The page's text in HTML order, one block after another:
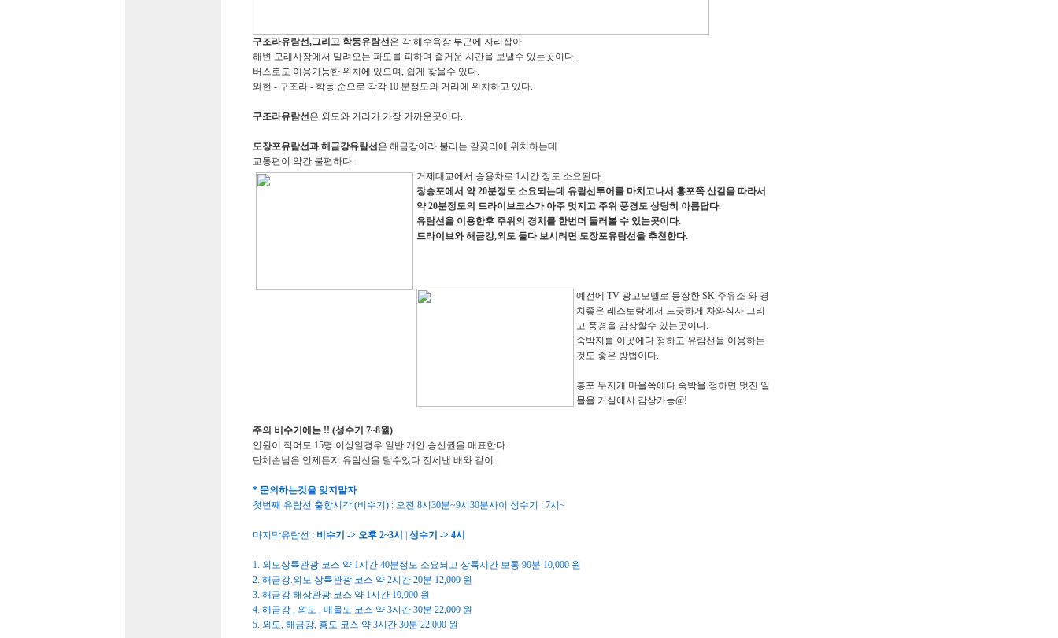
구조라유람선,그리고 학동유람선은 각 해수욕장 부근에 자리잡아
해변 모래사장에서 밀려오는 파도를 피하며 즐거운 시간을 보낼수 있는곳이다.
버스로도 이용가능한 위치에 있으며, 쉽게 찾을수 있다.
와현 - 구조라 - 학동 순으로 각각 10 분정도의 거리에 위치하고 있다.
구조라유람선은 외도와 거리가 가장 가까운곳이다.
도장포유람선과 해금강유람선은 해금강이라 불리는 갈곶리에 위치하는데
교통편이 약간 불편하다.
거제대교에서 승용차로 1시간 정도 소요된다.
장승포에서 약 20분정도 소요되는데 유람선투어를 마치고나서 홍포쪽 산길을 따라서
약 20분정도의 드라이브코스가 아주 멋지고 주위 풍경도 상당히 아름답다.
유람선을 이용한후 주위의 경치를 한번더 둘러볼 수 있는곳이다.
드라이브와 해금강,외도 둘다 보시려면 도장포유람선을 추천한다.
예전에 TV 광고모델로 등장한 SK 주유소 와 경
치좋은 레스토랑에서 느긋하게 차와식사 그리
고 풍경을 감상할수 있는곳이다.
숙박지를 이곳에다 정하고 유람선을 이용하는
것도 좋은 방법이다.
홍포 무지개 마을쪽에다 숙박을 정하면 멋진 일
몰을 거실에서 감상가능@!
주의 비수기에는 !! (성수기 7~8월)
인원이 적어도 15명 이상일경우 일반 개인 승선권을 매표한다.
단체손님은 언제든지 유람선을 탈수있다 전세낸 배와 같이..
* 문의하는것을 잊지말자
첫번째 유람선 출항시각 (비수기) : 오전 8시30분~9시30분사이 성수기 : 7시~
마지막유람선 : 비수기 -> 오후 2~3시 성수기 -> 4시
1. 외도상륙관광 코스 약 1시간 40분정도 소요되고 상륙시간 보통 90분 10,000 원
2. 해금강.외도 상륙관광 코스 약 2시간 20분 12,000 원
3. 해금강 해상관광 코스 약 1시간 10,000 원
4. 해금강 , 외도 , 매물도 코스 약 3시간 30분 22,000 원
5. 외도, 해금강, 홍도 코스 약 3시간 30분 22,000 원